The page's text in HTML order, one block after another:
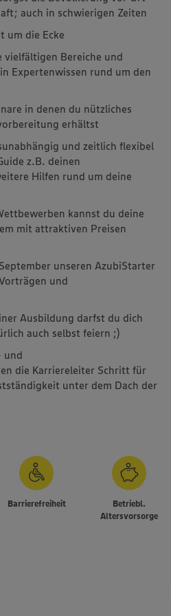
auch in schwierigen Zeiten
um die Ecke
Bereiche und
Expertenwissen rund um den
in denen du nützliches
erhältst
und zeitlich flexibel
z.B. deinen
Hilfen rund um deine
kannst du deine
mit attraktiven Preisen
unseren AzubiStarter
und
Ausbildung darfst du dich
auch selbst feiern ;)
und
die Karriereleiter Schritt für
unter dem Dach der
Barrierefreiheit
Betriebl.
Altersvorsorge